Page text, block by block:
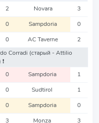
2 Novara 3
0 Sampdoria 0
0 AC Taverne
2
Corradi (старый - Attilio
❗️
0 Sampdoria 1
0 Sudtirol 1
0 Sampdoria 0
3 Monza 3